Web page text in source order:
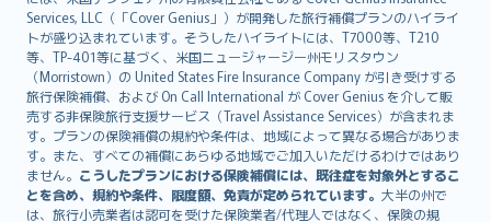
Services, LLC（「Cover Genius」）が開発した旅行補償プランのハイライ
トが盛り込まれています。そうしたハイライトには、T7000等、T210
等、TP-401等に基づく、米国ニュージャージー州モリスタウン
（Morristown）の United States Fire Insurance Company が引き受けする
旅行保険補償、および On Call International が Cover Genius を介して販
売する非保険旅行支援サービス（Travel Assistance Services）が含まれま
す。プランの保険補償の規約や条件は、地域によって異なる場合がありま
す。また、すべての補償にあらゆる地域でご加入いただけるわけではあり
ません。 こうしたプランにおける保険補償には、既往症を対象外とするこ
とを含め、規約や条件、限度額、免責が定められています。 大半の州で
は、旅行小売業者は認可を受けた保険業者/代理人ではなく、保険の規